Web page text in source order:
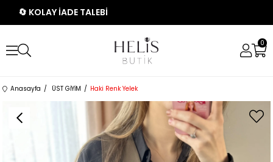
🔄 KOLAY İADE TALEBİ
0
Anasayfa ÜST GİYİM Haki Renk Yelek